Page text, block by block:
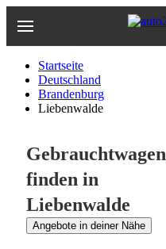
Hauptinhalt
Startseite
Deutschland
Brandenburg
Liebenwalde
Gebrauchtwagen
finden in
Liebenwalde
Angebote in deiner Nähe